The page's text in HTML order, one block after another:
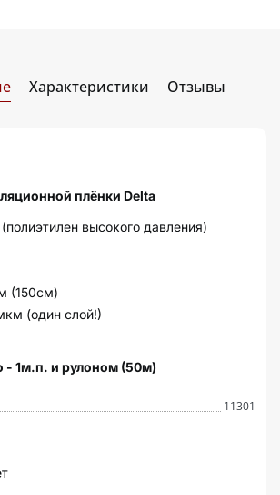
Характеристики Отзывы
плёнки Delta
высокого давления)
(150см)
(один слой!)
- 1м.п. и рулоном (50м)
11301